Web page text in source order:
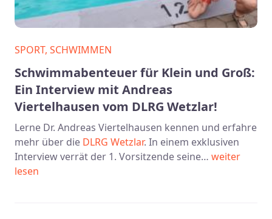
SPORT, SCHWIMMEN
Schwimmabenteuer für Klein und Groß:
Ein Interview mit Andreas
Viertelhausen vom DLRG Wetzlar!
Lerne Dr. Andreas Viertelhausen kennen und erfahre
mehr über die DLRG Wetzlar. In einem exklusiven
Interview verrät der 1. Vorsitzende seine… weiter
lesen